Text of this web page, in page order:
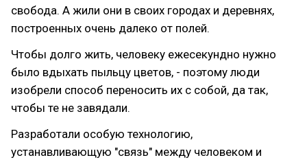
свобода. А жили они в своих городах и деревнях,
построенных очень далеко от полей.
Чтобы долго жить, человеку ежесекундно нужно
было вдыхать пыльцу цветов, - поэтому люди
изобрели способ переносить их с собой, да так,
чтобы те не завядали.
Разработали особую технологию,
устанавливающую "связь" между человеком и